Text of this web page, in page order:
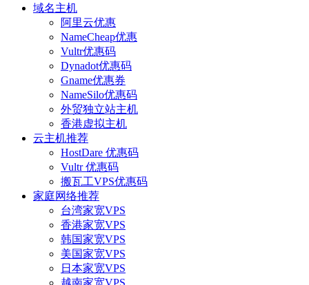
域名主机
阿里云优惠
NameCheap优惠
Vultr优惠码
Dynadot优惠码
Gname优惠券
NameSilo优惠码
外贸独立站主机
香港虚拟主机
云主机推荐
HostDare 优惠码
Vultr 优惠码
搬瓦工VPS优惠码
家庭网络推荐
台湾家宽VPS
香港家宽VPS
韩国家宽VPS
美国家宽VPS
日本家宽VPS
越南家宽VPS